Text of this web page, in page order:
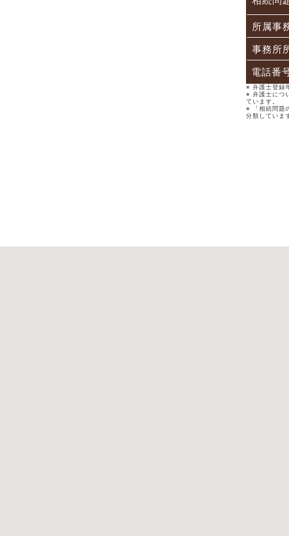
所属事
事務所
電話番
※ 弁護士登録
※ 弁護士につ
ています。
※ 「相続問題
分類していま